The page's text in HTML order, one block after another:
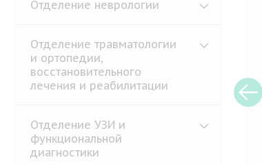
Отделение неврологии
Отделение травматологии
и ортопедии,
восстановительного
лечения и реабилитации
Отделение УЗИ и
функциональной
диагностики